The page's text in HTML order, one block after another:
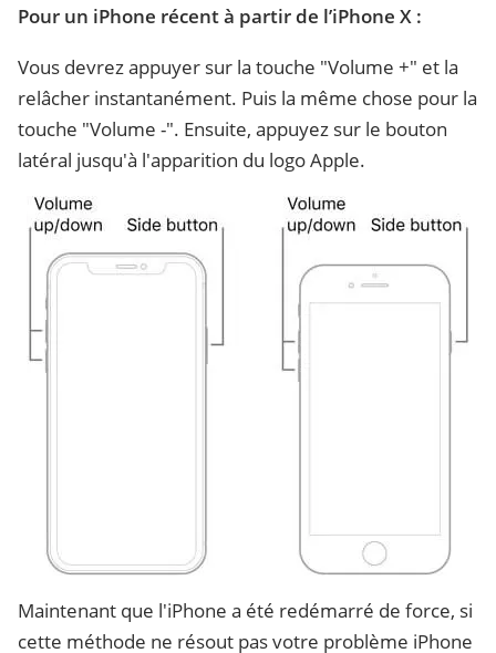
Pour un iPhone récent à partir de l’iPhone X :
Vous devrez appuyer sur la touche "Volume +" et la
relâcher instantanément. Puis la même chose pour la
touche "Volume -". Ensuite, appuyez sur le bouton
latéral jusqu'à l'apparition du logo Apple.
Maintenant que l'iPhone a été redémarré de force, si
cette méthode ne résout pas votre problème iPhone